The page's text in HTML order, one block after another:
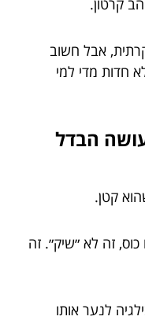
קרטון.
אבל חשוב
חדות מדי למי
הבדל
קטן.
זה לא ״שיק״. זה
לנער אותו